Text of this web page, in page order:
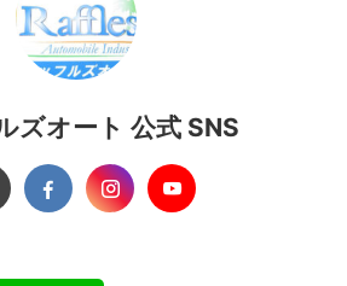
ズオート 公式 SNS